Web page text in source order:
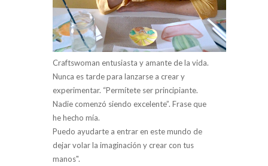
Craftswoman entusiasta y amante de la vida.
Nunca es tarde para lanzarse a crear y
experimentar. “Permítete ser principiante.
Nadie comenzó siendo excelente”. Frase que
he hecho mía.
Puedo ayudarte a entrar en este mundo de
dejar volar la imaginación y crear con tus
manos".